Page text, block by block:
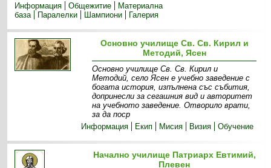
Информация
Общежитие
Материална
база
Паралелки Шампиони Галерия
Основно училище Св. Св. Кирил и
Методий, Ясен
Основно училище Св. Св. Кирил и
Методий, село Ясен е учебно заведение с
богата история, изпълнена със събития,
допринесли за сегашния вид и авторитет
на учебното заведение. Отворило врати,
за да поср
Информация
Екип Мисия Визия Обучение
Начално училище Патриарх Евтимий,
Плевен